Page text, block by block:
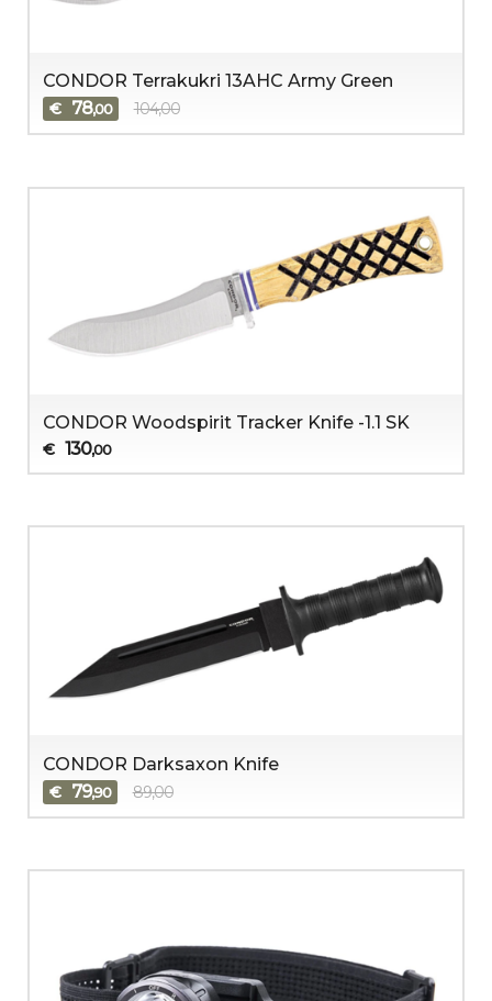
CONDOR Terrakukri 13AHC Army Green
€ 78,00 104,00
CONDOR Woodspirit Tracker Knife -1.1 SK
€ 130,00
CONDOR Darksaxon Knife
€ 79,90 89,00